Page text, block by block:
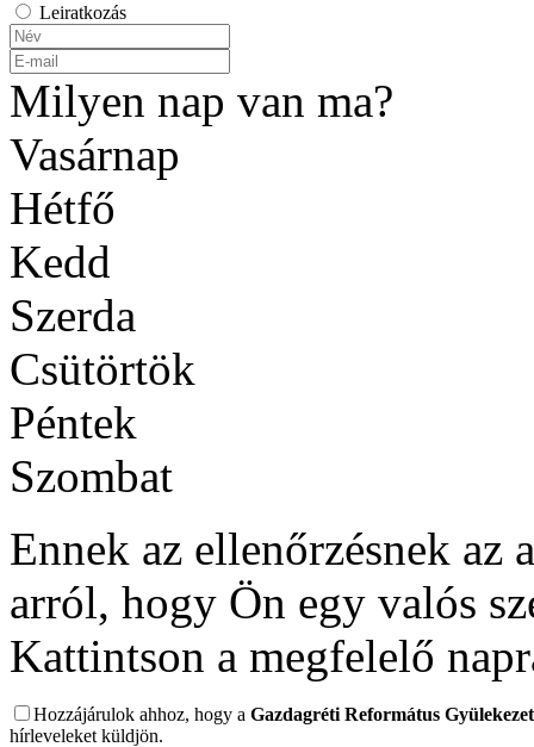
Leiratkozás
Milyen nap van ma?
Vasárnap
Hétfő
Kedd
Szerda
Csütörtök
Péntek
Szombat
Ennek az ellenőrzésnek
arról, hogy Ön egy valós
Kattintson a megfelelő
Hozzájárulok ahhoz, hogy a Gazdagréti Református Gyülekezet
hírleveleket küldjön.